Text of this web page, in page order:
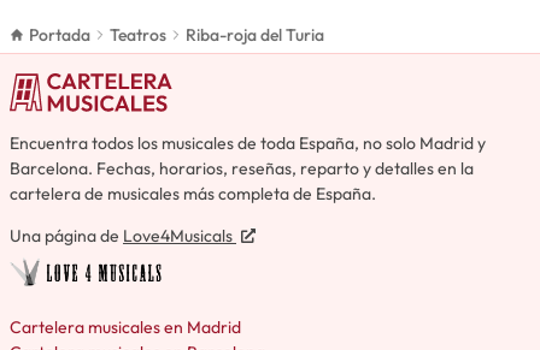
Portada Teatros Riba-roja del Turia
Encuentra todos los musicales de toda España, no solo Madrid y
Barcelona. Fechas, horarios, reseñas, reparto y detalles en la
cartelera de musicales más completa de España.
Una página de Love4Musicals
Cartelera musicales en Madrid